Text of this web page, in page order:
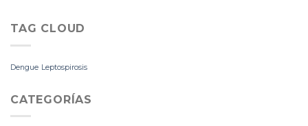
TAG CLOUD
Dengue Leptospirosis
CATEGORÍAS